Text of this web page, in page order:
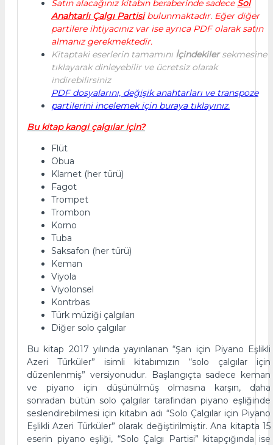
Satın alacağınız kitabın beraberinde sadece Sol
Anahtarlı Çalgı Partisi bulunmaktadır. Eğer diğer
partilere ihtiyacınız var ise ayrıca PDF olarak satın
almanız gerekmektedir.
Kitaptaki eserlerin tamamını İçindekilersekmesine
tıklayarak dinleyebilir ve ücretsiz olarak
indirebilirsiniz
PDF dosyalarını, değişik anahtarları ve transpoze
partilerini incelemek için buraya tıklayınız.
Bu kitap kangi çalgılar için?
Flüt
Obua
Klarnet (her türü)
Fagot
Trompet
Trombon
Korno
Tuba
Saksafon (her türü)
Keman
Viyola
Viyolonsel
Kontrbas
Türk müziği çalgıları
Diğer solo çalgılar
Bu kitap 2017 yılında yayınlanan “Şan için Piyano Eşlikli
Azeri Türküler” isimli kitabımızın “solo çalgılar için
düzenlenmiş” versiyonudur. Başlangıçta sadece keman
ve piyano için düşünülmüş olmasına karşın, daha
sonradan bütün solo çalgılar tarafından piyano eşliğinde
seslendirebilmesi için kitabın adı “Solo Çalgılar için Piyano
Eşlikli Azeri Türküler” olarak değiştirilmiştir. Ana kitapta 15
eserin piyano eşliği, “Solo Çalgı Partisi” kitapçığında ise